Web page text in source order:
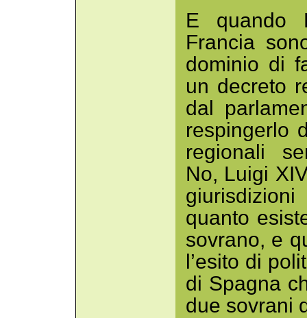
E quando
Francia
dominio di
un decreto
dal
respingerlo
regionali
No, Luigi
quanto
sovrano, e
l’esito di
di Spagna
due sovrani